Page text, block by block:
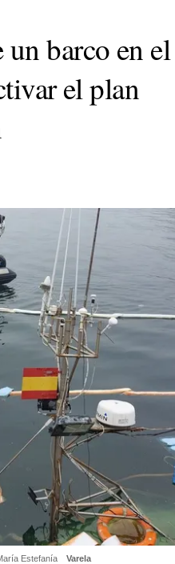
barco en
el plan
Estefanía Varela